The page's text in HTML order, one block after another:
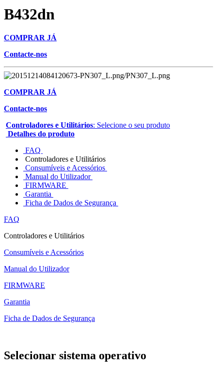
B432dn
COMPRAR JÁ
Contacte-nos
COMPRAR JÁ
Contacte-nos
Controladores e Utilitários: Selecione o seu produto
Detalhes do produto
FAQ
Controladores e Utilitários
Consumíveis e Acessórios
Manual do Utilizador
FIRMWARE
Garantia
Ficha de Dados de Segurança
FAQ
Controladores e Utilitários
Consumíveis e Acessórios
Manual do Utilizador
FIRMWARE
Garantia
Ficha de Dados de Segurança
Selecionar sistema operativo